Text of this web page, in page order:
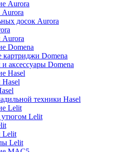
Aurora
Aurora
досок Aurora
Aurora
Domena
Domena
аксессуары Domena
Hasel
техники Hasel
Lelit
утюгом Lelit
Lelit
Lelit